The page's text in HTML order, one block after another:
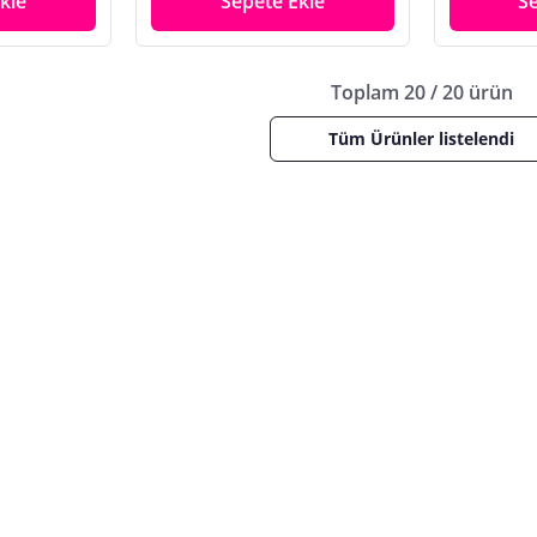
Toplam 20 / 20 ürün
Tüm Ürünler listelendi